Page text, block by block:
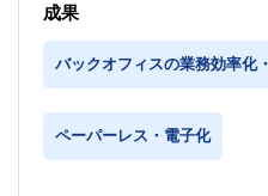
成果
バックオフィスの業務効率化
ペーパーレス・電子化